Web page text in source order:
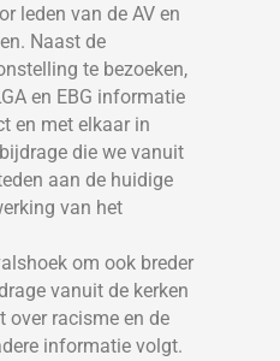
leden van de AV en
Naast de
te bezoeken,
en EBG informatie
en met elkaar in
die we vanuit
aan de huidige
van het
om ook breder
vanuit de kerken
over racisme en de
informatie volgt.